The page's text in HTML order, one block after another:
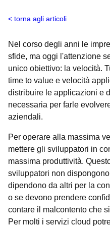
torna agli articoli
Nel corso degli anni le
sfide, ma oggi l'attenzione
unico obiettivo: la velocità.
time to value e velocità
distribuire le applicazioni e
necessaria per farle
aziendali.
Per operare alla massima
mettere gli sviluppatori in
massima produttività.
sviluppatori non
dipendono da altri per la
o se devono prendere
contare il malcontento che
Per molti i servizi cloud